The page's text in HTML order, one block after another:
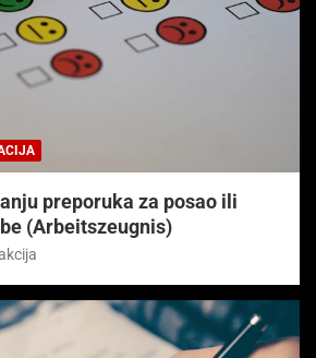
preporuka za posao ili
(Arbeitszeugnis)